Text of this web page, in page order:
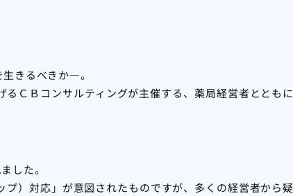
きるべきか―。
るＣＢコンサルティングが主催する、薬局経営者とともに
した。
）対応」が意図されたものですが、多くの経営者から疑